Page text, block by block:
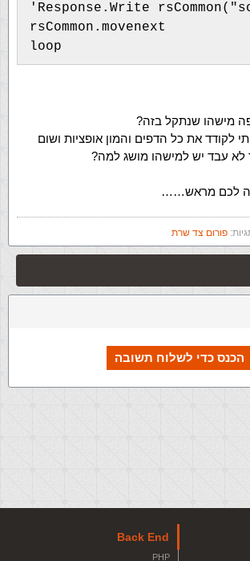
'Response.Write
rsCommon.movenext
loop
מישהו שנתקל בזה?
לקודד את כל הדפים והמון אופציות ושום
לא עבד יש למישהו מושג למה?
לכם מראש……
פורום צד שרת
הכנס כדי לשלוח תשובה
Back End
PHP